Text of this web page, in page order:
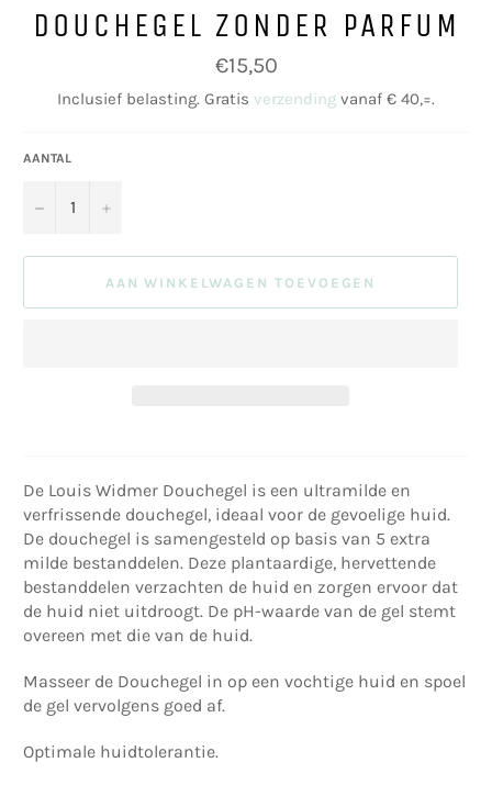
DOUCHEGEL ZONDER PARFUM
Normale
prijs
€15,50
Inclusief belasting. Gratis verzending vanaf € 40,=.
AANTAL
− +
AAN WINKELWAGEN TOEVOEGEN
De Louis Widmer Douchegel is een ultramilde en
verfrissende douchegel, ideaal voor de gevoelige huid.
De douchegel is samengesteld op basis van 5 extra
milde bestanddelen. Deze plantaardige, hervettende
bestanddelen verzachten de huid en zorgen ervoor dat
de huid niet uitdroogt. De pH-waarde van de gel stemt
overeen met die van de huid.
Masseer de Douchegel in op een vochtige huid en spoel
de gel vervolgens goed af.
Optimale huidtolerantie.